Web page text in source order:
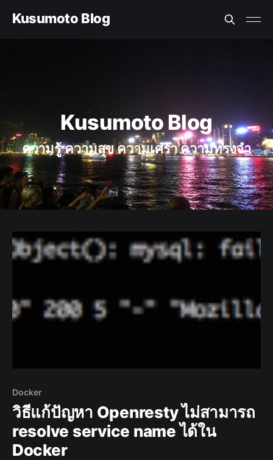
Kusumoto Blog
Kusumoto Blog
ความรู้ ความสุข ความเศร้า ความทรงจำ
Docker
วิธีแก้ปัญหา Openresty ไม่สามารถ
resolve service name ได้ใน
Docker